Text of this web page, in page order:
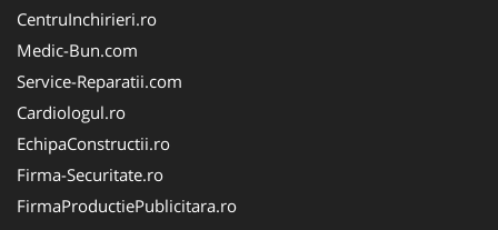
CentruInchirieri.ro
Medic-Bun.com
Service-Reparatii.com
Cardiologul.ro
EchipaConstructii.ro
Firma-Securitate.ro
FirmaProductiePublicitara.ro